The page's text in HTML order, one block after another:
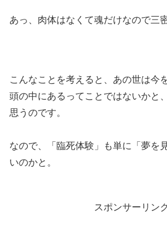
あっ、肉体はなくて魂だけなので三
こんなことを考えると、あの世は今
頭の中にあるってことではないかと
思うのです。
なので、「臨死体験」も単に「夢を
いのかと。
スポンサーリンク